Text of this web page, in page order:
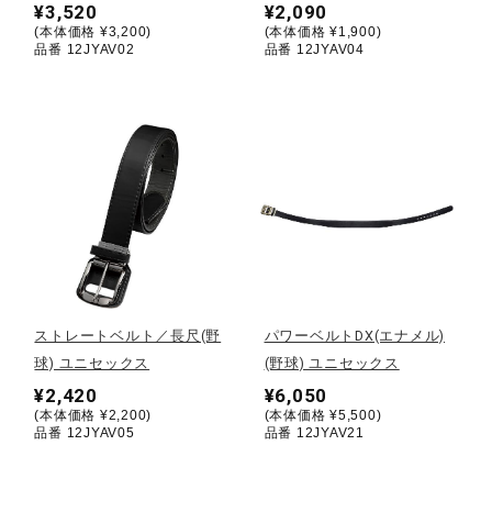
ライフスタイルグッズ
インナー
アウトドア／レイン
¥3,520
(本体価格 ¥3,200)
品番 12JYAV02
¥2,090
(本体価格 ¥1,900)
品番 12JYAV04
ストレートベルト／長尺(野
球) ユニセックス
¥2,420
(本体価格 ¥2,200)
品番 12JYAV05
パワーベルトDX(エナメル)
(野球) ユニセックス
¥6,050
(本体価格 ¥5,500)
品番 12JYAV21